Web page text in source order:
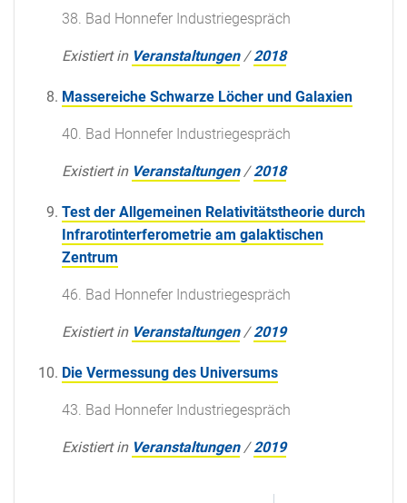
38. Bad Honnefer Industriegespräch
Existiert in Veranstaltungen /2018
Massereiche Schwarze Löcher und Galaxien
40. Bad Honnefer Industriegespräch
Existiert in Veranstaltungen /2018
Test der Allgemeinen Relativitätstheorie durch
Infrarotinterferometrie am galaktischen
Zentrum
46. Bad Honnefer Industriegespräch
Existiert in Veranstaltungen /2019
Die Vermessung des Universums
43. Bad Honnefer Industriegespräch
Existiert in Veranstaltungen /2019